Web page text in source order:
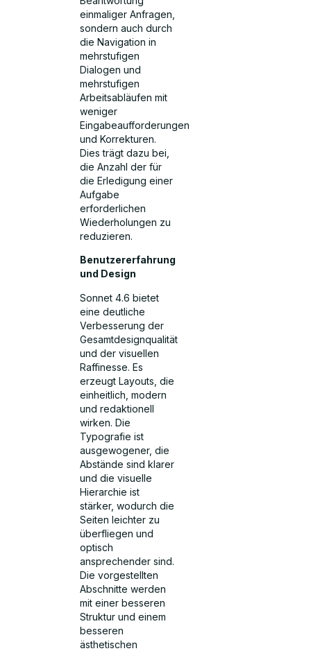
einmaliger Anfragen,
sondern auch durch
die Navigation in
mehrstufigen
Dialogen und
mehrstufigen
Arbeitsabläufen mit
weniger
Eingabeaufforderungen
und Korrekturen.
Dies trägt dazu bei,
die Anzahl der für
die Erledigung einer
Aufgabe
erforderlichen
Wiederholungen zu
reduzieren.
Benutzererfahrung
und Design
Sonnet 4.6 bietet
eine deutliche
Verbesserung der
Gesamtdesignqualität
und der visuellen
Raffinesse. Es
erzeugt Layouts, die
einheitlich, modern
und redaktionell
wirken. Die
Typografie ist
ausgewogener, die
Abstände sind klarer
und die visuelle
Hierarchie ist
stärker, wodurch die
Seiten leichter zu
überfliegen und
optisch
ansprechender sind.
Die vorgestellten
Abschnitte werden
mit einer besseren
Struktur und einem
besseren
ästhetischen